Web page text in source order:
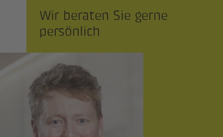
Wir beraten Sie gerne
persönlich